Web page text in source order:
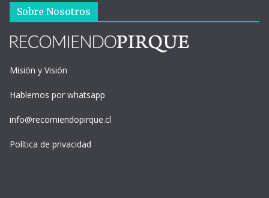
Sobre Nosotros
Misión y Visión
Hablemos por whatsapp
info@recomiendopirque.cl
Política de privacidad